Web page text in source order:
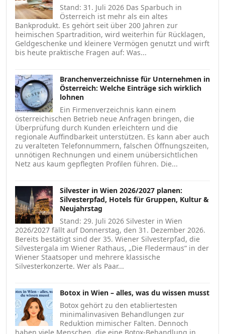
Stand: 31. Juli 2026 Das Sparbuch in
Österreich ist mehr als ein altes
Bankprodukt. Es gehört seit über 200 Jahren zur
heimischen Spartradition, wird weiterhin für Rücklagen,
Geldgeschenke und kleinere Vermögen genutzt und wirft
bis heute praktische Fragen auf: Was...
Branchenverzeichnisse für Unternehmen in
Österreich: Welche Einträge sich wirklich
lohnen
Ein Firmenverzeichnis kann einem
österreichischen Betrieb neue Anfragen bringen, die
Überprüfung durch Kunden erleichtern und die
regionale Auffindbarkeit unterstützen. Es kann aber auch
zu veralteten Telefonnummern, falschen Öffnungszeiten,
unnötigen Rechnungen und einem unübersichtlichen
Netz aus kaum gepflegten Profilen führen. Die...
Silvester in Wien 2026/2027 planen:
Silvesterpfad, Hotels für Gruppen, Kultur &
Neujahrstag
Stand: 29. Juli 2026 Silvester in Wien
2026/2027 fällt auf Donnerstag, den 31. Dezember 2026.
Bereits bestätigt sind der 35. Wiener Silvesterpfad, die
Silvestergala im Wiener Rathaus, „Die Fledermaus“ in der
Wiener Staatsoper und mehrere klassische
Silvesterkonzerte. Wer als Paar...
Botox in Wien – alles, was du wissen musst
Botox gehört zu den etabliertesten
minimalinvasiven Behandlungen zur
Reduktion mimischer Falten. Dennoch